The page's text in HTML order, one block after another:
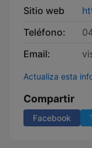
Sitio web
Teléfono:
Email:
Actualiza esta
Compartir
Facebook